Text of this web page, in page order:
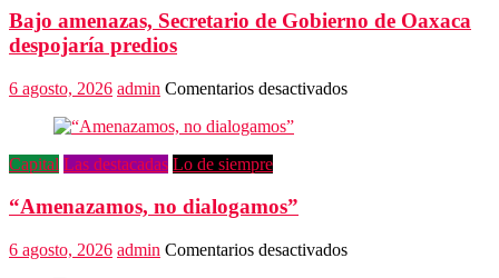
crimen
Bajo amenazas, Secretario de Gobierno de Oaxaca
despojaría predios
6 agosto, 2026 admin Comentarios desactivadosen
despojaría
Capital Las destacadas Lo de siempre
“Amenazamos, no dialogamos”
6 agosto, 2026 admin Comentarios desactivadosen